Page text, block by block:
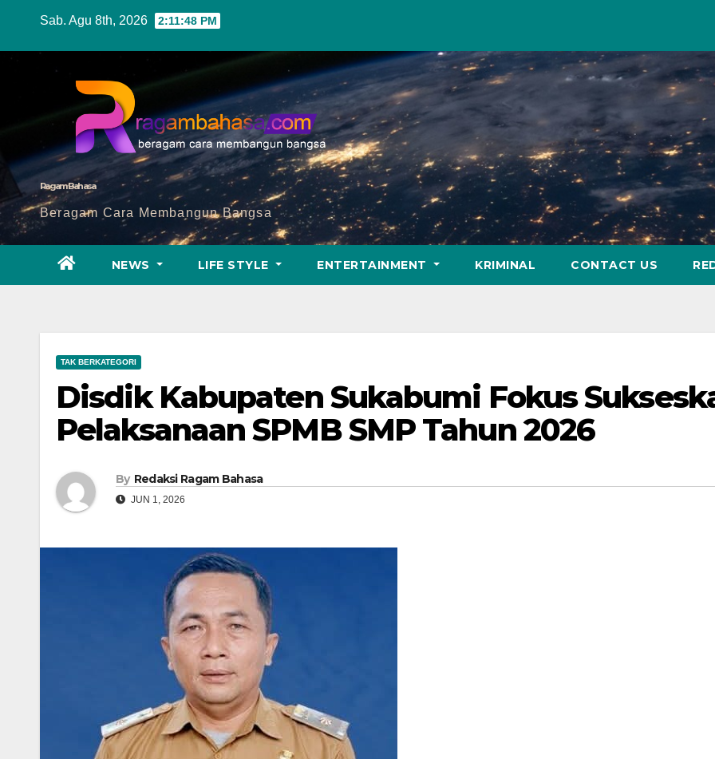
Sab. Agu 8th, 2026 2:11:49 PM
Ragam Bahasa
Beragam Cara Membangun Bangsa
NEWS LIFE STYLE ENTERTAINMENT KRIMINAL CONTACT US
TAK BERKATEGORI
Disdik Kabupaten Sukabumi Fokus
Pelaksanaan SPMB SMP Tahun 2026
By Redaksi Ragam Bahasa
JUN 1, 2026